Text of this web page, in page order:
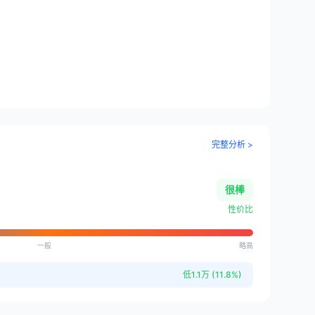
完整分析 >
很棒
性价比
一般 略高
低1.1万 (11.8%)